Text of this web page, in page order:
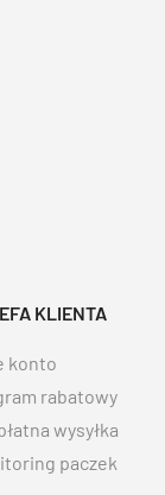
KLIENTA
konto
rabatowy
wysyłka
paczek